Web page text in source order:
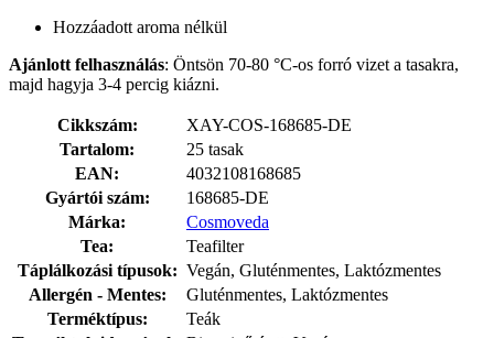
Hozzáadott aroma nélkül
Ajánlott felhasználás: Öntsön 70-80 °C-os forró vizet a tasakra,
majd hagyja 3-4 percig kiázni.
Cikkszám:
XAY-COS-168685-DE
Tartalom:
25 tasak
EAN:
4032108168685
Gyártói szám:
168685-DE
Márka:
Cosmoveda
Tea:
Teafilter
Táplálkozási típusok: Vegán, Gluténmentes, Laktózmentes
Allergén - Mentes:
Gluténmentes, Laktózmentes
Terméktípus:
Teák